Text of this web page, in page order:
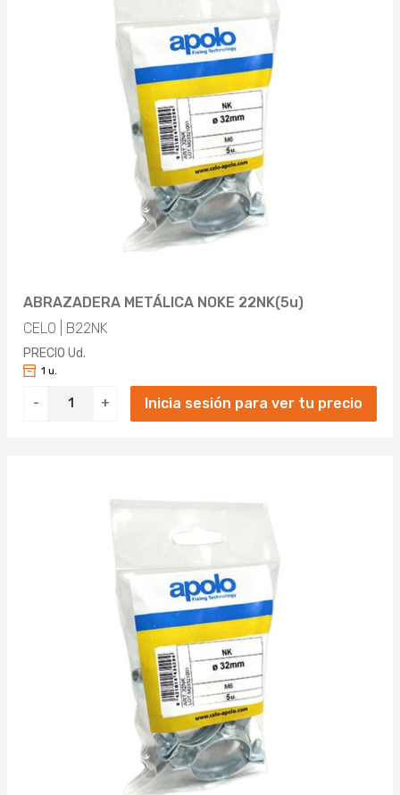
ABRAZADERA METÁLICA NOKE 22NK(5u)
CELO | B22NK
PRECIO Ud.
- +
1 u.
Inicia sesión para ver tu precio